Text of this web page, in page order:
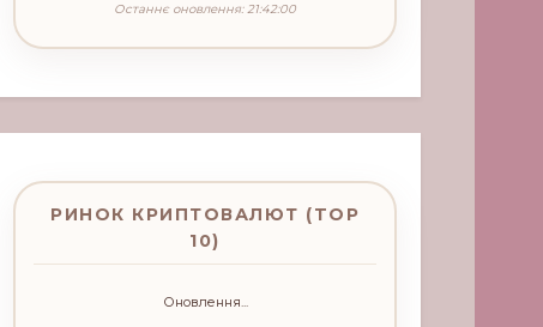
Останнє оновлення: 21:42:00
РИНОК КРИПТОВАЛЮТ (TOP
10)
Оновлення...